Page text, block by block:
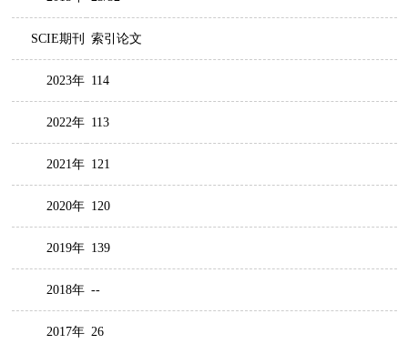
SCIE期刊 索引论文
2023年 114
2022年 113
2021年 121
2020年 120
2019年 139
2018年 --
2017年 26